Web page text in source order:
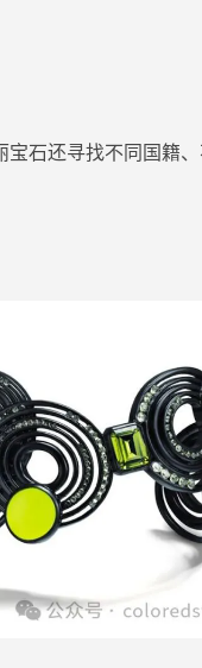
宝石还寻找不同国籍